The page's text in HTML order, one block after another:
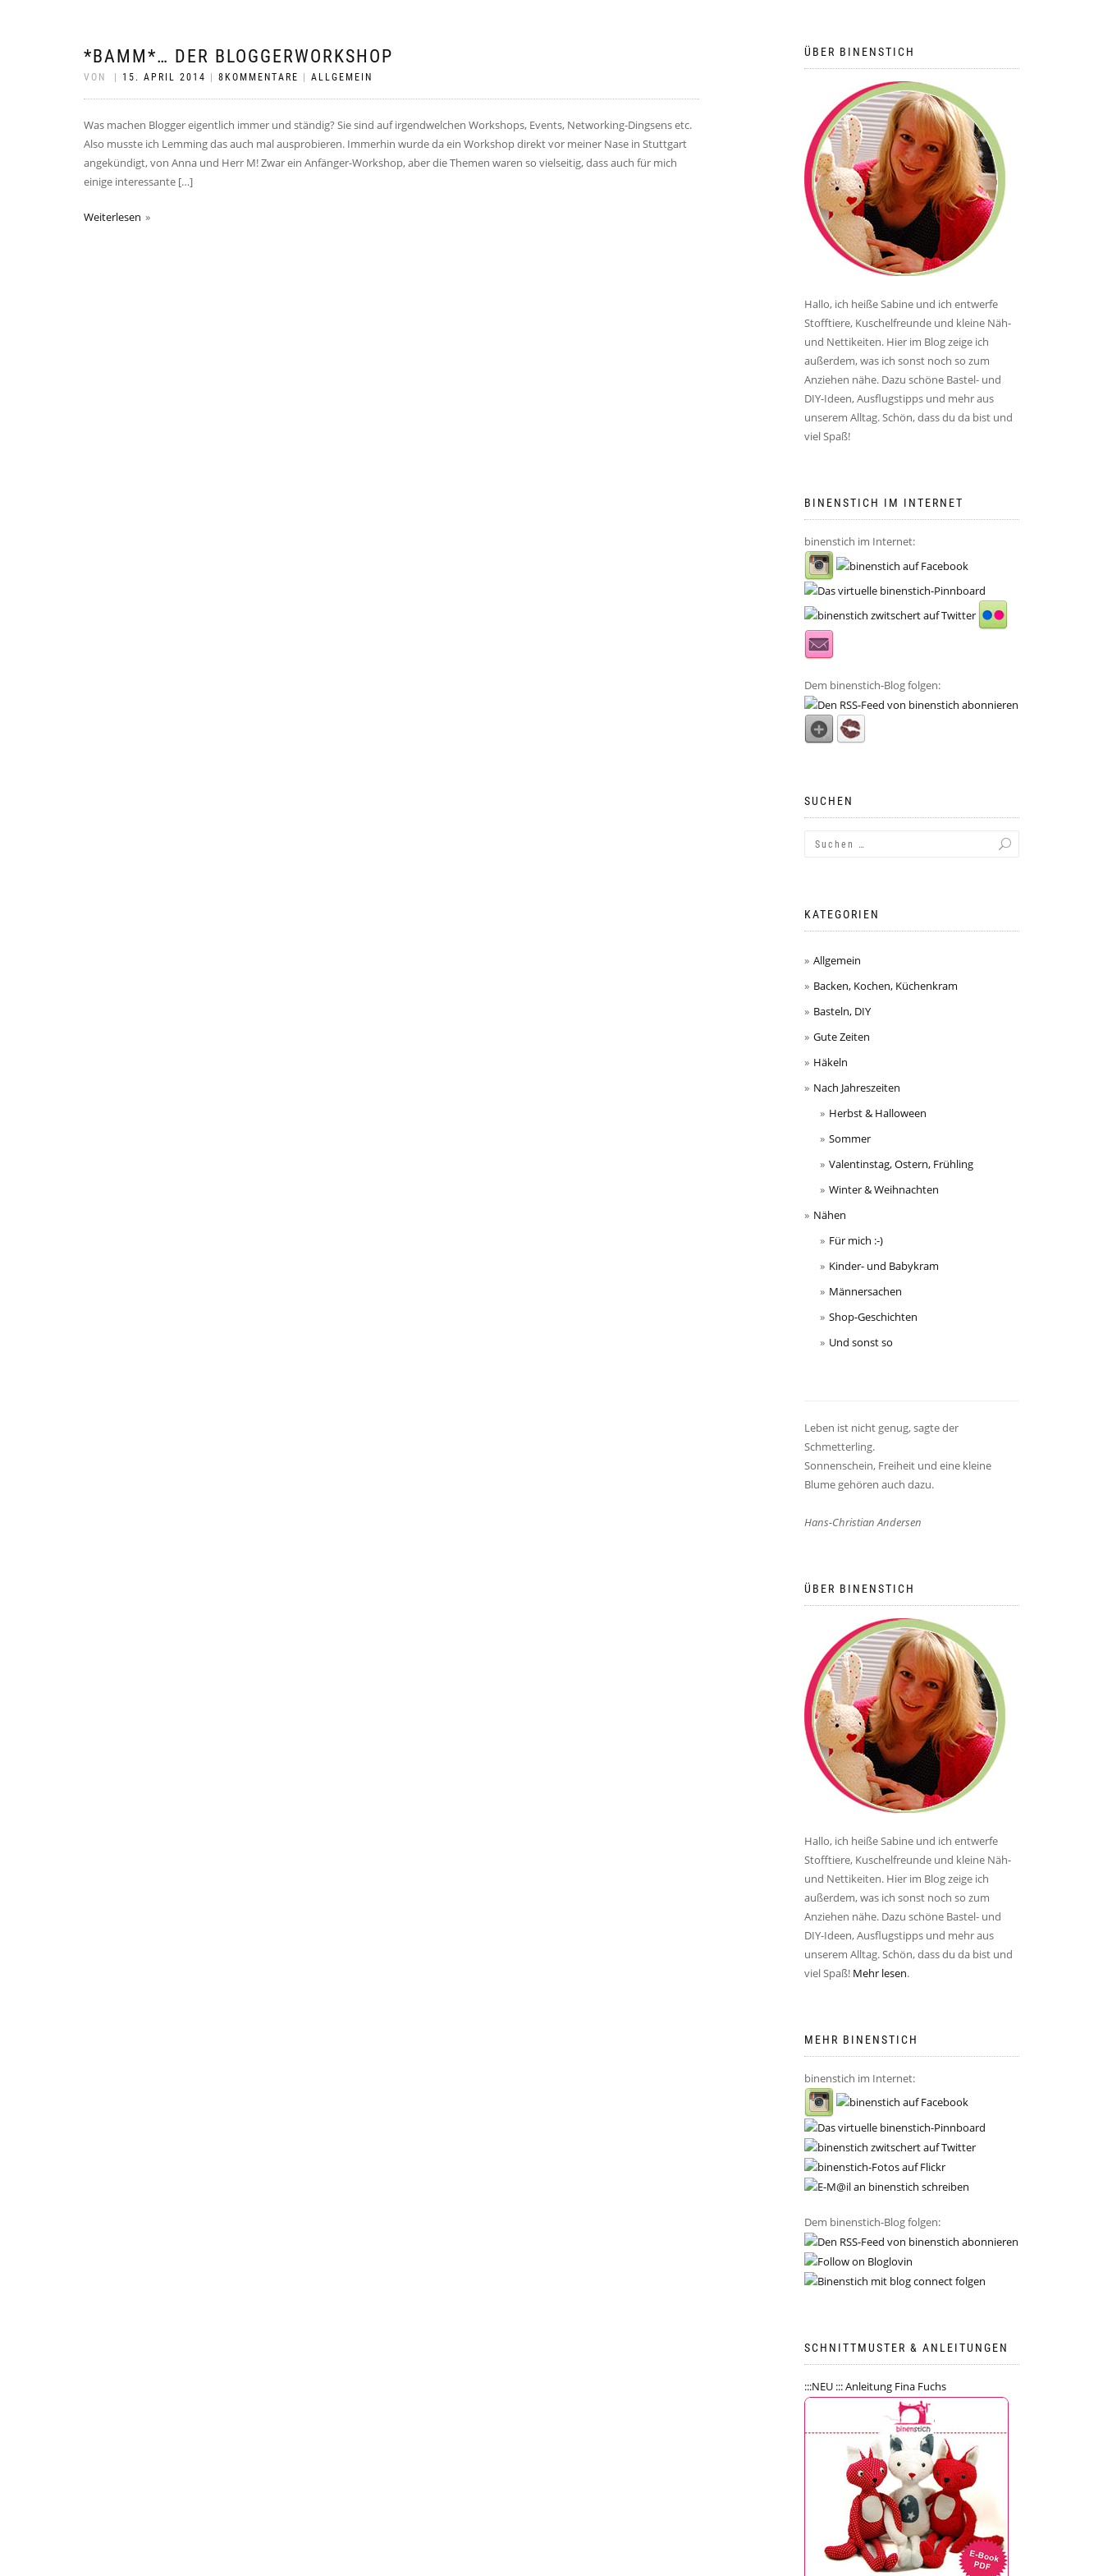
*BAMM*… DER BLOGGERWORKSHOP
VON 15. APRIL 2014 8KOMMENTARE ALLGEMEIN
Was machen Blogger eigentlich immer und ständig? Sie sind auf irgendwelchen Workshops, Events, Networking-Dingsens etc.
Also musste ich Lemming das auch mal ausprobieren. Immerhin wurde da ein Workshop direkt vor meiner Nase in Stuttgart
angekündigt, von Anna und Herr M! Zwar ein Anfänger-Workshop, aber die Themen waren so vielseitig, dass auch für mich
einige interessante […]
Weiterlesen
ÜBER BINENSTICH
Hallo, ich heiße Sabine und ich entwerfe
Stofftiere, Kuschelfreunde und kleine Näh-
und Nettikeiten. Hier im Blog zeige ich
außerdem, was ich sonst noch so zum
Anziehen nähe. Dazu schöne Bastel- und
DIY-Ideen, Ausflugstipps und mehr aus
unserem Alltag. Schön, dass du da bist und
viel Spaß!
BINENSTICH IM INTERNET
binenstich im Internet:
Dem binenstich-Blog folgen:
SUCHEN
KATEGORIEN
Allgemein
Backen, Kochen, Küchenkram
Basteln, DIY
Gute Zeiten
Häkeln
Nach Jahreszeiten
Herbst & Halloween
Sommer
Valentinstag, Ostern, Frühling
Winter & Weihnachten
Nähen
Für mich :-)
Kinder- und Babykram
Männersachen
Shop-Geschichten
Und sonst so
Leben ist nicht genug, sagte der
Schmetterling.
Sonnenschein, Freiheit und eine kleine
Blume gehören auch dazu.
Hans-Christian Andersen
ÜBER BINENSTICH
Hallo, ich heiße Sabine und ich entwerfe
Stofftiere, Kuschelfreunde und kleine Näh-
und Nettikeiten. Hier im Blog zeige ich
außerdem, was ich sonst noch so zum
Anziehen nähe. Dazu schöne Bastel- und
DIY-Ideen, Ausflugstipps und mehr aus
unserem Alltag. Schön, dass du da bist und
viel Spaß! Mehr lesen.
MEHR BINENSTICH
binenstich im Internet:
Dem binenstich-Blog folgen:
SCHNITTMUSTER & ANLEITUNGEN
:::NEU ::: Anleitung Fina Fuchs